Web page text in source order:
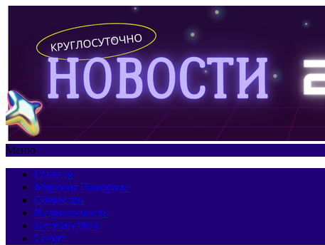
Меню
Главная
Мировая Панорама
Общество
Недвижимость
Путешествия
Спорт